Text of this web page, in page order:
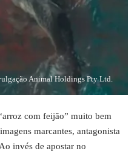
Animal Holdings Pty Ltd.
com feijão” muito bem
marcantes, antagonista
invés de apostar no